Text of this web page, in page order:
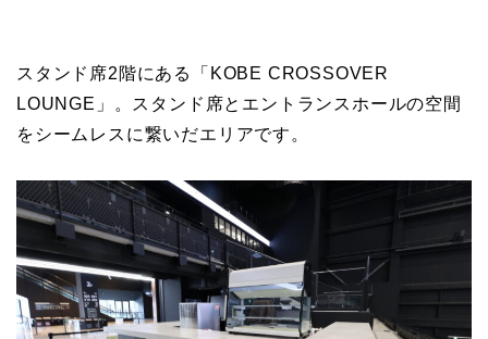
スタンド席2階にある「KOBE CROSSOVER
LOUNGE」。スタンド席とエントランスホールの空間
をシームレスに繋いだエリアです。